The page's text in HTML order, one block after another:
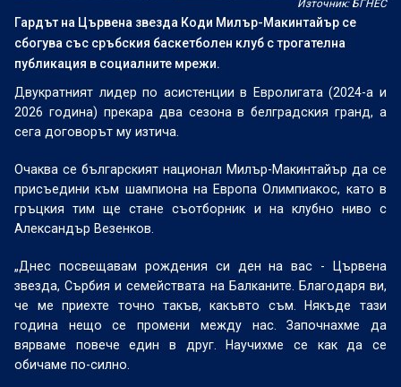
Източник: БГНЕС
Гардът на Цървена звезда Коди Милър-Макинтайър се
сбогува със сръбския баскетболен клуб с трогателна
публикация в социалните мрежи.
Двукратният лидер по асистенции в Евролигата (2024-а и
2026 година) прекара два сезона в белградския гранд, а
сега договорът му изтича.
Очаква се българският национал Милър-Макинтайър да се
присъедини към шампиона на Европа Олимпиакос, като в
гръцкия тим ще стане съотборник и на клубно ниво с
Александър Везенков.
„Днес посвещавам рождения си ден на вас - Цървена
звезда, Сърбия и семействата на Балканите. Благодаря ви,
че ме приехте точно такъв, какъвто съм. Някъде тази
година нещо се промени между нас. Започнахме да
вярваме повече един в друг. Научихме се как да се
обичаме по-силно.